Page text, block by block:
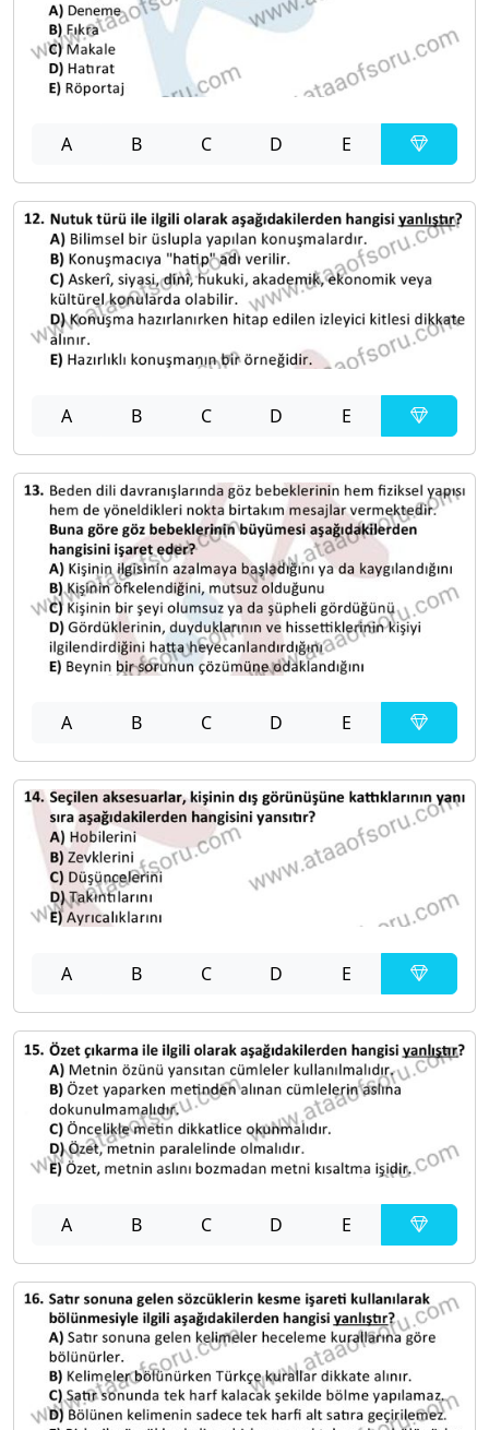
A B C D E
A B C D E
A B C D E
A B C D E
A B C D E